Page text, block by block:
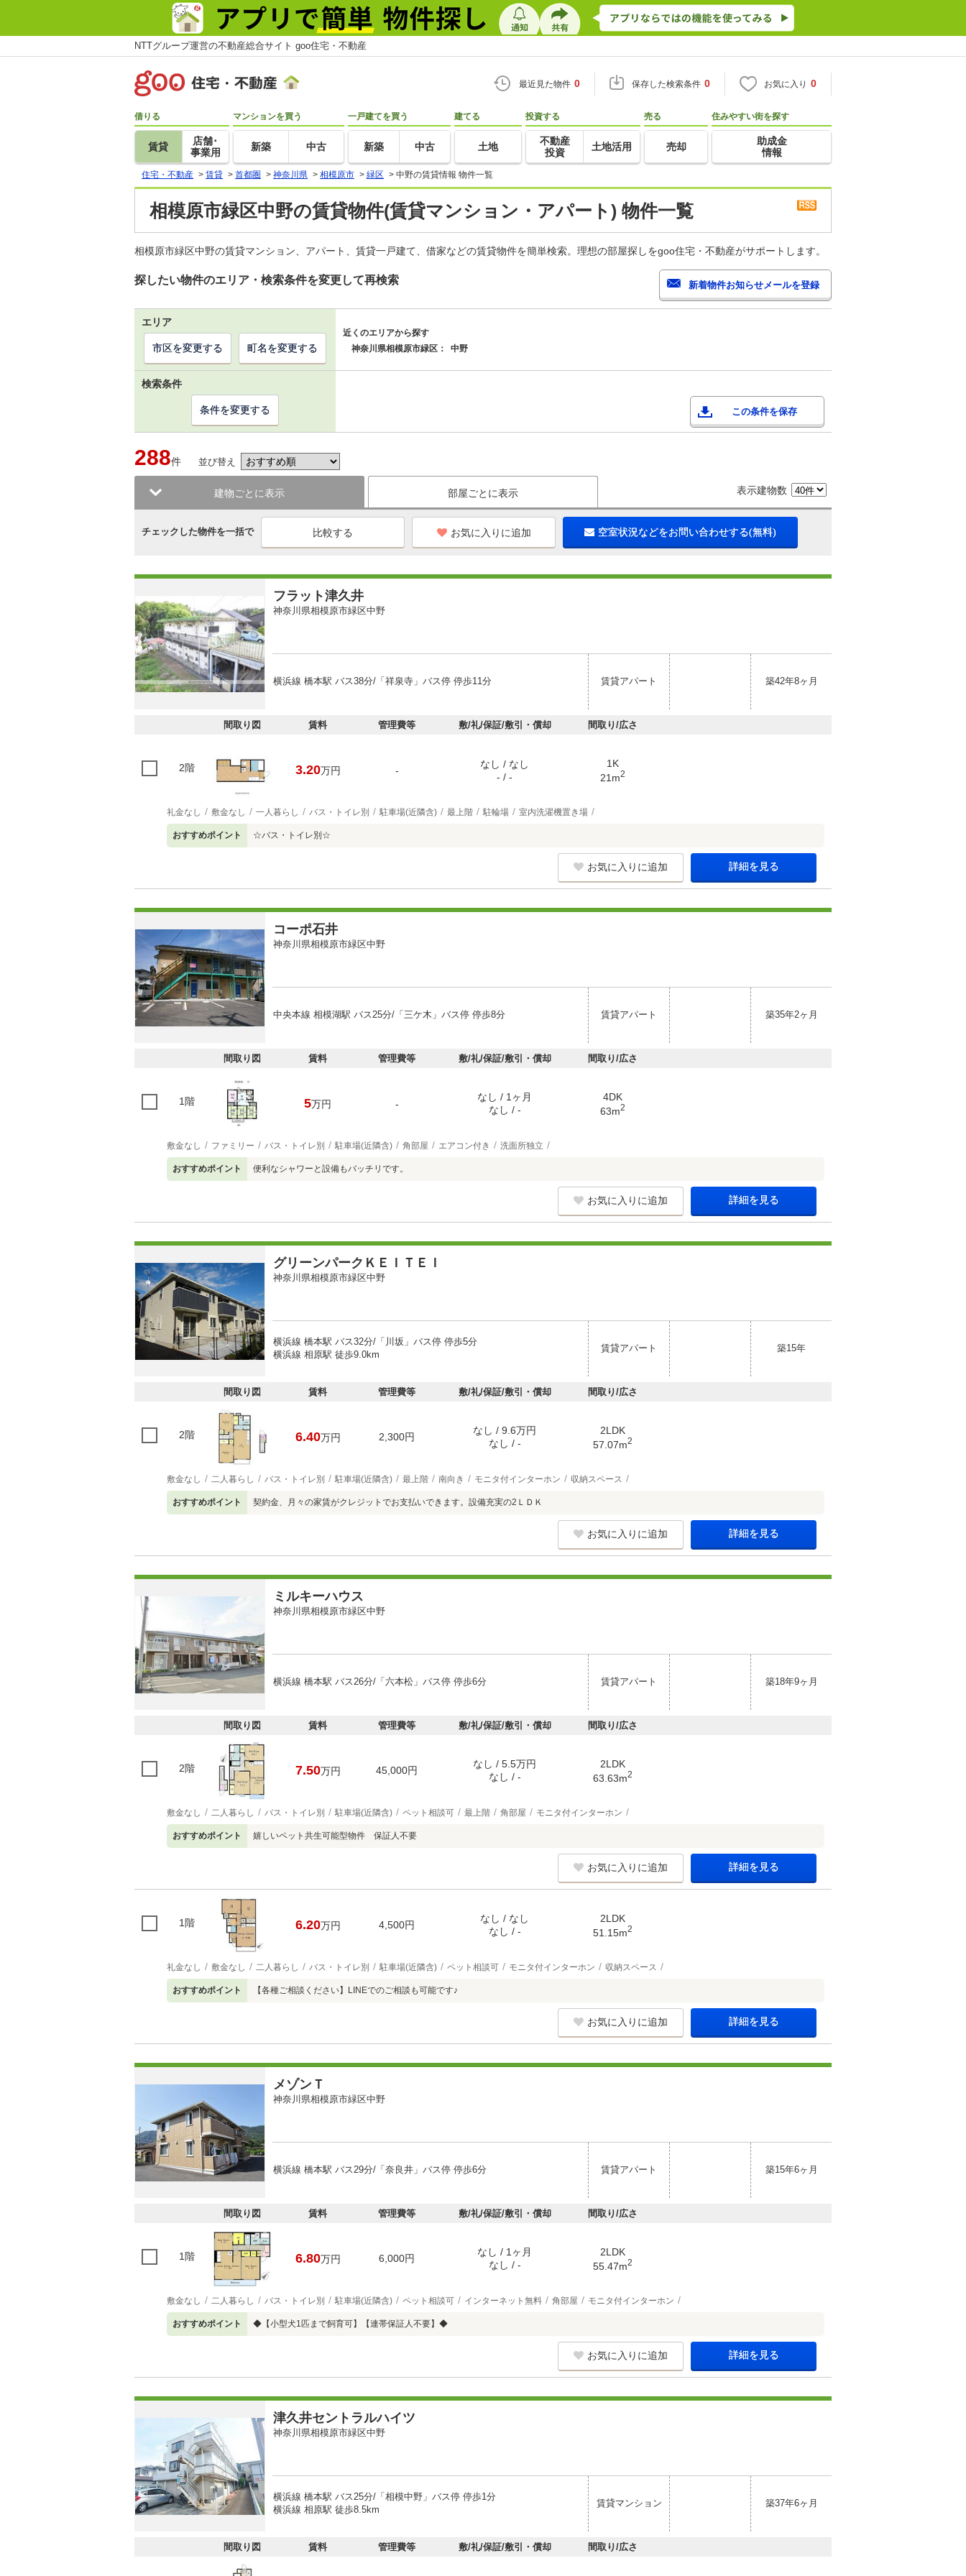
NTTグループ運営の不動産総合サイト goo住宅・不動産
最近見た物件 0 保存した検索条件 0 お気に入り 0
借りる
賃貸
店舗･
事業用
マンションを買う
新築 中古
一戸建てを買う
新築 中古
建てる
土地
投資する
不動産
投資
土地活用
売る
売却
住みやすい街を探す
助成金
情報
住宅・不動産 > 賃貸 > 首都圏 > 神奈川県 > 相模原市 > 緑区 > 中野の賃貸情報 物件一覧
相模原市緑区中野の賃貸物件(賃貸マンション・アパート) 物件一覧
相模原市緑区中野の賃貸マンション、アパート、賃貸一戸建て、借家などの賃貸物件を簡単検索。理想の部屋探しをgoo住宅・不動産がサポートします。
探したい物件のエリア・検索条件を変更して再検索
エリア
近くのエリアから探す
神奈川県相模原市緑区：
中野
市区を変更する 町名を変更する
検索条件
この条件を保存
条件を変更する
288件 並び替え
建物ごとに表示 部屋ごとに表示 表示建物数
チェックした物件を一括で お気に入りに追加 空室状況などをお問い合わせする(無料)
フラット津久井
神奈川県相模原市緑区中野
横浜線 橋本駅 バス38分/「祥泉寺」バス停 停歩11分 賃貸アパート 築42年8ヶ月
間取り図 賃料 管理費等 敷/礼/保証/敷引・償却 間取り/広さ
2階 3.20万円 -
なし / なし
- / -
1K
21m2
礼金なし 敷金なし 一人暮らし バス・トイレ別 駐車場(近隣含) 最上階 駐輪場 室内洗濯機置き場
おすすめポイント ☆バス・トイレ別☆
お気に入りに追加 詳細を見る
コーポ石井
神奈川県相模原市緑区中野
中央本線 相模湖駅 バス25分/「三ケ木」バス停 停歩8分 賃貸アパート 築35年2ヶ月
間取り図 賃料 管理費等 敷/礼/保証/敷引・償却 間取り/広さ
1階 5万円 -
なし / 1ヶ月
なし / -
4DK
63m2
敷金なし ファミリー バス・トイレ別 駐車場(近隣含) 角部屋 エアコン付き 洗面所独立
おすすめポイント 便利なシャワーと設備もバッチリです。
お気に入りに追加 詳細を見る
グリーンパークＫＥＩＴＥＩ
神奈川県相模原市緑区中野
横浜線 橋本駅 バス32分/「川坂」バス停 停歩5分
横浜線 相原駅 徒歩9.0km
賃貸アパート 築15年
間取り図 賃料 管理費等 敷/礼/保証/敷引・償却 間取り/広さ
2階 6.40万円 2,300円
なし / 9.6万円
なし / -
2LDK
57.07m2
敷金なし 二人暮らし バス・トイレ別 駐車場(近隣含) 最上階 南向き モニタ付インターホン 収納スペース
おすすめポイント 契約金、月々の家賃がクレジットでお支払いできます。設備充実の2ＬＤＫ
お気に入りに追加 詳細を見る
ミルキーハウス
神奈川県相模原市緑区中野
横浜線 橋本駅 バス26分/「六本松」バス停 停歩6分 賃貸アパート 築18年9ヶ月
間取り図 賃料 管理費等 敷/礼/保証/敷引・償却 間取り/広さ
2階 7.50万円 45,000円
なし / 5.5万円
なし / -
2LDK
63.63m2
敷金なし 二人暮らし バス・トイレ別 駐車場(近隣含) ペット相談可 最上階 角部屋 モニタ付インターホン
おすすめポイント 嬉しいペット共生可能型物件 保証人不要
お気に入りに追加 詳細を見る
1階 6.20万円 4,500円
なし / なし
なし / -
2LDK
51.15m2
礼金なし 敷金なし 二人暮らし バス・トイレ別 駐車場(近隣含) ペット相談可 モニタ付インターホン 収納スペース
おすすめポイント 【各種ご相談ください】LINEでのご相談も可能です♪
お気に入りに追加 詳細を見る
メゾンＴ
神奈川県相模原市緑区中野
横浜線 橋本駅 バス29分/「奈良井」バス停 停歩6分 賃貸アパート 築15年6ヶ月
間取り図 賃料 管理費等 敷/礼/保証/敷引・償却 間取り/広さ
1階 6.80万円 6,000円
なし / 1ヶ月
なし / -
2LDK
55.47m2
敷金なし 二人暮らし バス・トイレ別 駐車場(近隣含) ペット相談可 インターネット無料 角部屋 モニタ付インターホン
おすすめポイント ◆【小型犬1匹まで飼育可】【連帯保証人不要】◆
お気に入りに追加 詳細を見る
津久井セントラルハイツ
神奈川県相模原市緑区中野
横浜線 橋本駅 バス25分/「相模中野」バス停 停歩1分
横浜線 相原駅 徒歩8.5km
賃貸マンション 築37年6ヶ月
間取り図 賃料 管理費等 敷/礼/保証/敷引・償却 間取り/広さ